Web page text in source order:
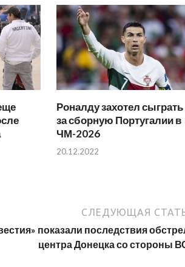
Роналду захотел сыграть
за сборную Португалии в
ЧМ-2026
20.12.2022
СЛЕДУЮЩАЯ
показали последствия
центра Донецка со стороны